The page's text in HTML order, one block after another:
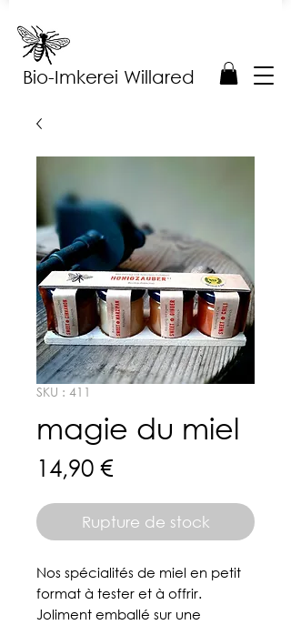
Bio-Imkerei Willared
SKU : 411
magie du miel
14,90 €Prix
Rupture de stock
Nos spécialités de miel en petit
format à tester et à offrir.
Joliment emballé sur une